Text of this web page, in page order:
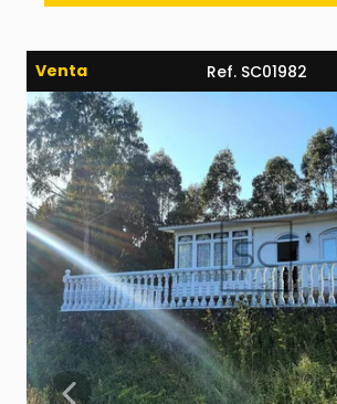
Venta Ref. SC01982